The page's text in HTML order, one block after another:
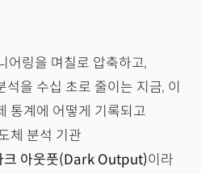
어링을 며칠로 압축하고,
을 수십 초로 줄이는 지금, 이
통계에 어떻게 기록되고
체 분석 기관
크 아웃풋(Dark Output)이라